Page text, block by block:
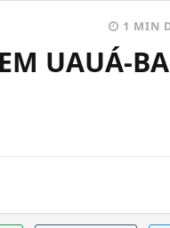
1 MIN
UAUÁ-BA